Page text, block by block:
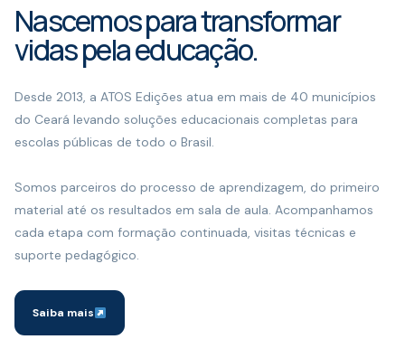
Nascemos para transformar
vidas pela educação.
Desde 2013, a ATOS Edições atua em mais de 40 municípios
do Ceará levando soluções educacionais completas para
escolas públicas de todo o Brasil.
Somos parceiros do processo de aprendizagem, do primeiro
material até os resultados em sala de aula. Acompanhamos
cada etapa com formação continuada, visitas técnicas e
suporte pedagógico.
Saiba mais